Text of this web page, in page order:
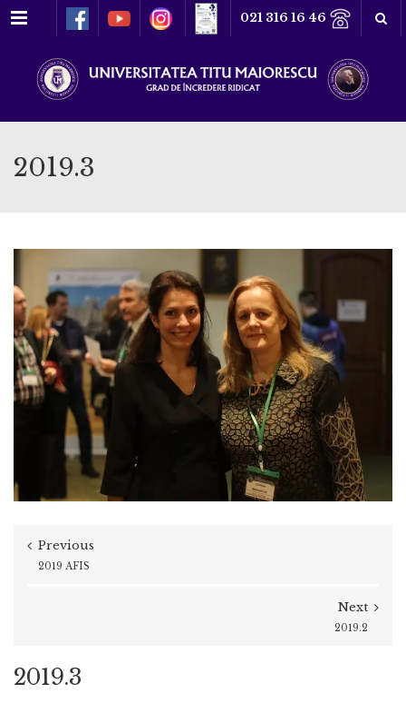
Meniu 021 316 16 46
2019.3
Previous
2019 AFIS
Next
2019.2
2019.3